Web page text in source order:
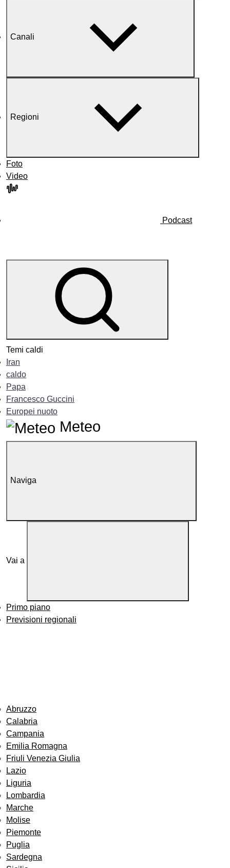
Canali
Regioni
Foto
Video
Podcast
Temi caldi
Iran
caldo
Papa
Francesco Guccini
Europei nuoto
Meteo
Naviga
Vai a
Primo piano
Previsioni regionali
Abruzzo
Calabria
Campania
Emilia Romagna
Friuli Venezia Giulia
Lazio
Liguria
Lombardia
Marche
Molise
Piemonte
Puglia
Sardegna